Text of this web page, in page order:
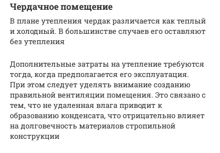
Чердачное помещение
В плане утепления чердак различается как теплый
и холодный. В большинстве случаев его оставляют
без утепления
Дополнительные затраты на утепление требуются
тогда, когда предполагается его эксплуатация.
При этом следует уделять внимание созданию
правильной вентиляции помещения. Это связано с
тем, что не удаленная влага приводит к
образованию конденсата, что отрицательно влияет
на долговечность материалов стропильной
конструкции